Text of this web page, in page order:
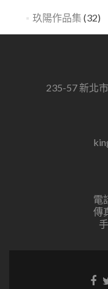
玖陽作品集 (32)
235-57 新北
電
傳